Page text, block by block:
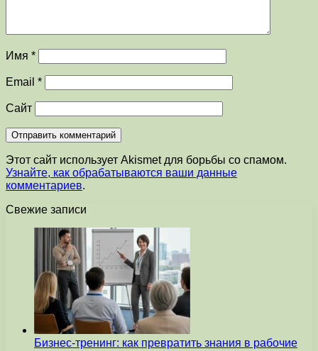
Имя *
Email *
Сайт
Этот сайт использует Akismet для борьбы со спамом.
Узнайте, как обрабатываются ваши данные
комментариев.
Свежие записи
Бизнес-тренинг: как превратить знания в рабочие